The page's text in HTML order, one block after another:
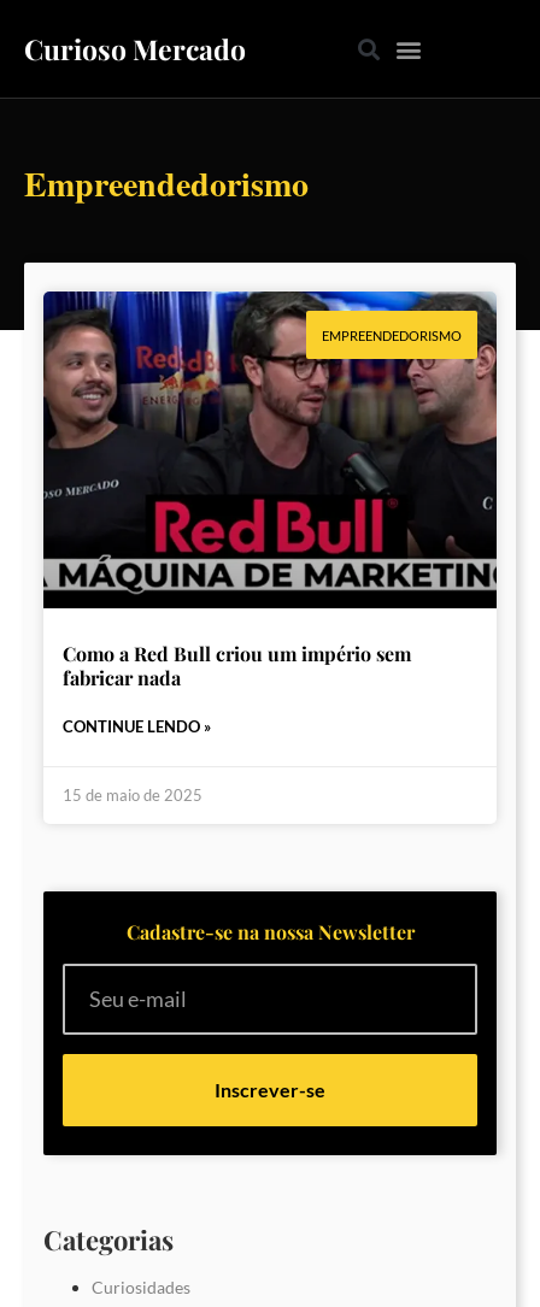
Curioso Mercado
Empreendedorismo
EMPREENDEDORISMO
Como a Red Bull criou um império sem
fabricar nada
CONTINUE LENDO »
15 de maio de 2025
Cadastre-se na nossa Newsletter
Inscrever-se
Categorias
Curiosidades